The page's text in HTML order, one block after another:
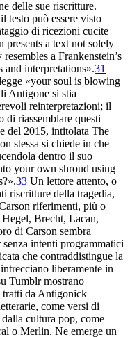
delle sue riscritture.
testo può essere visto
di ricezioni cucite
presents a text not solely
a Frankenstein’s
and interpretations».31
«your soul is blowing
Antigone si stia
reinterpretazioni; il
di riassemblare questi
del 2015, intitolata The
stessa si chiede in che
dentro il suo
your own shroud using
33 Un lettore attento, o
riscritture della tragedia,
riferimenti, più o
Brecht, Lacan,
di Carson sembra
intenti programmatici
che contraddistingue la
liberamente in
Tumblr mostrano
da Antigonick
come versi di
cultura pop, come
o Merlin. Ne emerge un